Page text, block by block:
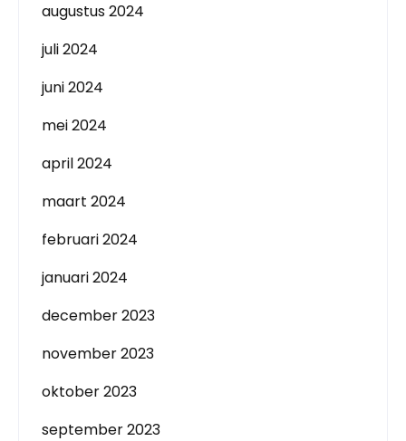
augustus 2024
juli 2024
juni 2024
mei 2024
april 2024
maart 2024
februari 2024
januari 2024
december 2023
november 2023
oktober 2023
september 2023